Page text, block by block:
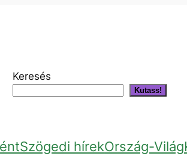
Keresés
Kutass!
Szögedi hírekOrszág-Világ